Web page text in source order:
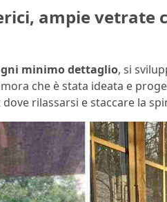
ampie vetrate
minimo dettaglio, si
che è stata ideata e
rilassarsi e staccare la